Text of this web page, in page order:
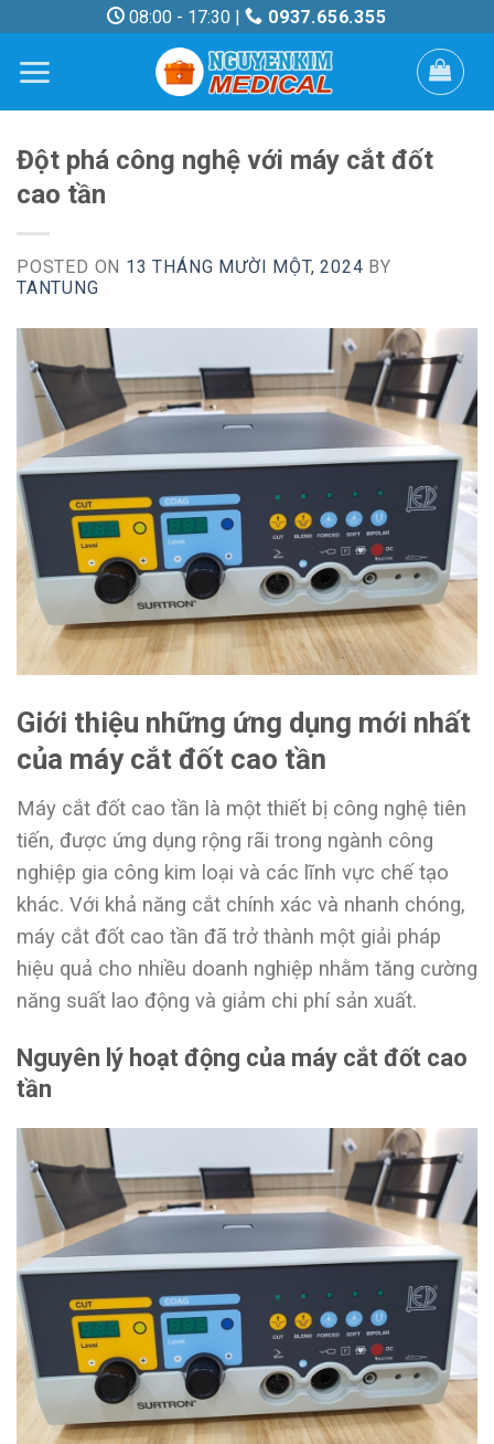
content
08:00 - 17:30 | 0937.656.355
Đột phá công nghệ với máy cắt đốt
cao tần
POSTED ON 13 THÁNG MƯỜI MỘT, 2024 BY
TANTUNG
Giới thiệu những ứng dụng mới nhất
của máy cắt đốt cao tần
Máy cắt đốt cao tần là một thiết bị công nghệ tiên
tiến, được ứng dụng rộng rãi trong ngành công
nghiệp gia công kim loại và các lĩnh vực chế tạo
khác. Với khả năng cắt chính xác và nhanh chóng,
máy cắt đốt cao tần đã trở thành một giải pháp
hiệu quả cho nhiều doanh nghiệp nhằm tăng cường
năng suất lao động và giảm chi phí sản xuất.
Nguyên lý hoạt động của máy cắt đốt cao
tần